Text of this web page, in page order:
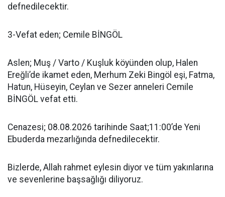
defnedilecektir.
3-Vefat eden; Cemile BİNGÖL
Aslen; Muş / Varto / Kuşluk köyünden olup, Halen
Ereğli’de ikamet eden, Merhum Zeki Bingöl eşi, Fatma,
Hatun, Hüseyin, Ceylan ve Sezer anneleri Cemile
BİNGÖL vefat etti.
Cenazesi; 08.08.2026 tarihinde Saat;11:00’de Yeni
Ebuderda mezarlığında defnedilecektir.
Bizlerde, Allah rahmet eylesin diyor ve tüm yakınlarına
ve sevenlerine başsağlığı diliyoruz.